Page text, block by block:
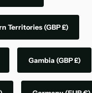
Territories (GBP £)
Gambia (GBP £)